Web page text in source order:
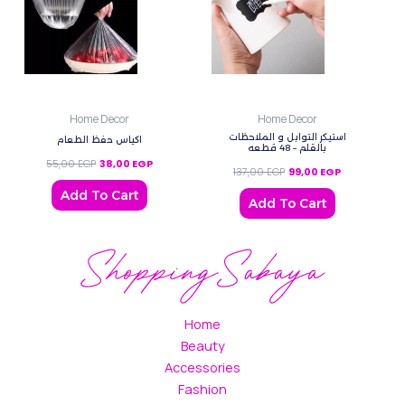
Home Decor
اكياس حفظ الطعام
55,00EGP 38,00 EGP
Add To Cart
Home Decor
استيكر التوابل و الملاحظات
بالقلم – 48 قطعه
137,00EGP 99,00 EGP
Add To Cart
Home
Beauty
Accessories
Fashion